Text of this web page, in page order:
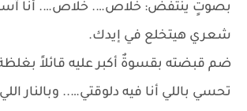
بصوتٍ ينتفض: خلاص…. خلاص…. أنا
شعري هيتخلع في إيدك.
ضم قبضته بقسوةٌ أكبر عليه قائلاً
تحسي باللي أنا فيه دلوقتي….. وبالنار